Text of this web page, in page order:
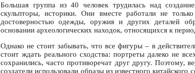
Большая группа из 40 человек трудилась над
скульпторы, историки. Они вместе работали не
достоверностью одежды, оружия и других деталей
основании археологических находок, относящихся к
Однако не стоит забывать, что все фигуры – в
стоит ждать реального сходства: портреты далеко не
сохранились, часто противоречат друг другу. Поэтому,
создатели использовали образы из известного